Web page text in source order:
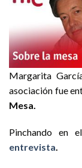
Margarita
asociación fue
Mesa.
Pinchando en
entrevista.